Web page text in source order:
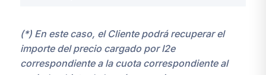
(*) En este caso, el Cliente podrá recuperar el
importe del precio cargado por I2e
correspondiente a la cuota correspondiente al